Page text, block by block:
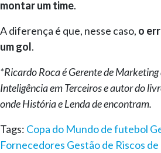
montar um time.
A diferença é que, nesse caso, o
um gol.
*Ricardo Roca é Gerente de
Inteligência em Terceiros e autor do
onde História e Lenda de encontram.
Tags: Copa do Mundo de futebol
Fornecedores Gestão de Riscos